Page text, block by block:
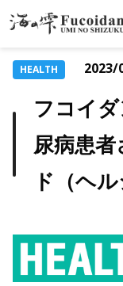
HEALTH 2023/
フコイ
尿病患
ド（ヘ